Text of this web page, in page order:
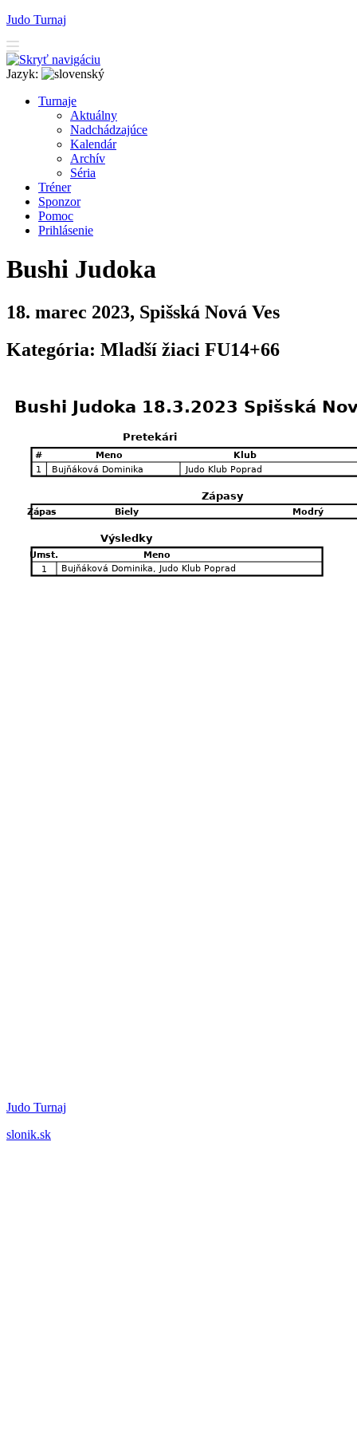
Judo Turnaj
Jazyk:
Turnaje
Aktuálny
Nadchádzajúce
Kalendár
Archív
Séria
Tréner
Sponzor
Pomoc
Prihlásenie
Bushi Judoka
18. marec 2023, Spišská Nová Ves
Kategória: Mladší žiaci FU14+66
Judo Turnaj
slonik.sk